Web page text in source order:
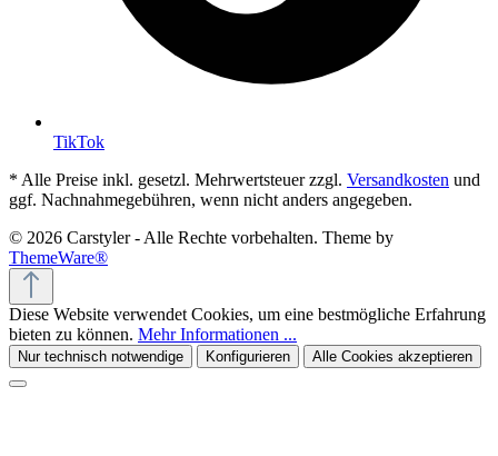
TikTok
* Alle Preise inkl. gesetzl. Mehrwertsteuer zzgl. Versandkosten und
ggf. Nachnahmegebühren, wenn nicht anders angegeben.
© 2026 Carstyler - Alle Rechte vorbehalten. Theme by
ThemeWare®
Diese Website verwendet Cookies, um eine bestmögliche Erfahrung
bieten zu können. Mehr Informationen ...
Nur technisch notwendige Konfigurieren Alle Cookies akzeptieren